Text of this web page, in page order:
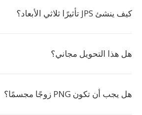
كيف ينشئ JPS تأثيرًا ثلاثي الأبعاد؟
هل هذا التحويل مجاني؟
هل يجب أن تكون PNG زوجًا مجسمًا؟